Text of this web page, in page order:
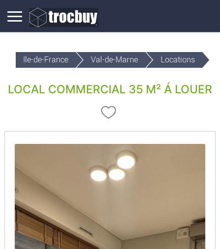
Ile-de-France Val-de-Marne Locations
LOCAL COMMERCIAL 35 M² Á LOUER